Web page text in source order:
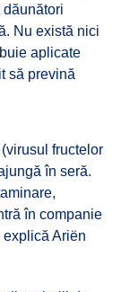
Nu există nici
aplicate
să prevină
fructelor
în seră.
în companie
explică Ariën